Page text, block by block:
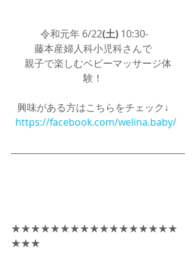
令和元年 6/22(土) 10:30-
藤本産婦人科小児科さんで
親子で楽しむベビーマッサージ体
験！
興味がある方はこちらをチェック↓
https://facebook.com/welina.baby/
★★★★★★★★★★★★★★★★★
★★★